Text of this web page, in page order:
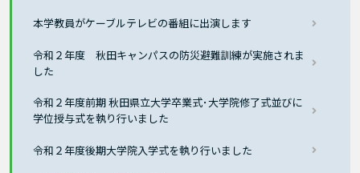
本学教員がケーブルテレビの番組に出演します
令和２年度 秋田キャンパスの防災避難訓練が実施されま
した
令和２年度前期 秋田県立大学卒業式･大学院修了式並びに
学位授与式を執り行いました
令和２年度後期大学院入学式を執り行いました